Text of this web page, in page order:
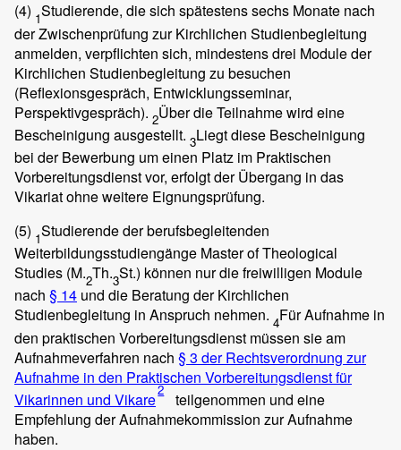
(4) 1Studierende, die sich spätestens sechs Monate nach
der Zwischenprüfung zur Kirchlichen Studienbegleitung
anmelden, verpflichten sich, mindestens drei Module der
Kirchlichen Studienbegleitung zu besuchen
(Reflexionsgespräch, Entwicklungsseminar,
Perspektivgespräch). 2Über die Teilnahme wird eine
Bescheinigung ausgestellt. 3Liegt diese Bescheinigung
bei der Bewerbung um einen Platz im Praktischen
Vorbereitungsdienst vor, erfolgt der Übergang in das
Vikariat ohne weitere Eignungsprüfung.
(5) 1Studierende der berufsbegleitenden
Weiterbildungsstudiengänge Master of Theological
Studies (M.2Th.3St.) können nur die freiwilligen Module
nach § 14 und die Beratung der Kirchlichen
Studienbegleitung in Anspruch nehmen. 4Für Aufnahme in
den praktischen Vorbereitungsdienst müssen sie am
Aufnahmeverfahren nach § 3 der Rechtsverordnung zur
Aufnahme in den Praktischen Vorbereitungsdienst für
Vikarinnen und Vikare2
teilgenommen und eine
Empfehlung der Aufnahmekommission zur Aufnahme
haben.